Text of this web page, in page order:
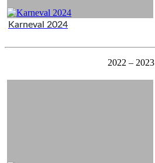
Karneval 2024
2022 – 2023